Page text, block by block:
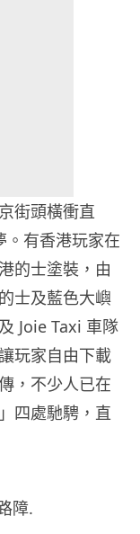
街頭橫衝直
有香港玩家在
的士塗裝，由
士及藍色大嶼
Joie Taxi 車隊
玩家自由下載
，不少人已在
四處馳騁，直